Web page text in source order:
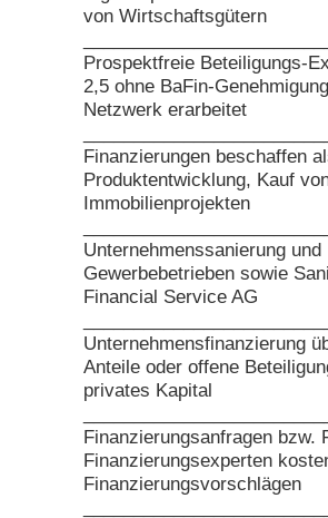
von Wirtschaftsgütern
Prospektfreie Beteiligungs-
2,5 ohne BaFin-
Netzwerk erarbeitet
Finanzierungen beschaffen
Produktentwicklung, Kauf
Immobilienprojekten
Unternehmenssanierung
Gewerbebetrieben sowie
Financial Service AG
Unternehmensfinanzierung
Anteile oder offene
privates Kapital
Finanzierungsanfragen bzw.
Finanzierungsexperten
Finanzierungsvorschlägen